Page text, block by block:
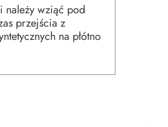
należy wziąć pod
przejścia z
na płótno